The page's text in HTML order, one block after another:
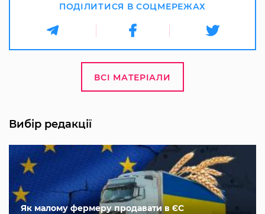
ПОДІЛИТИСЯ В СОЦМЕРЕЖАХ
ВСІ МАТЕРІАЛИ
Вибір редакції
Як малому фермеру продавати в ЄС